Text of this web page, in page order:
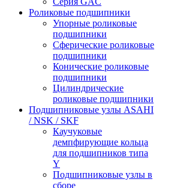
Роликовые подшипники
Упорные роликовые
подшипники
Сферические роликовые
подшипники
Конические роликовые
подшипники
Цилиндрические
роликовые подшипники
Подшипниковые узлы ASAHI
/ NSK / SKF
Каучуковые
демпфирующие кольца
для подшипников типа
Y
Подшипниковые узлы в
сборе